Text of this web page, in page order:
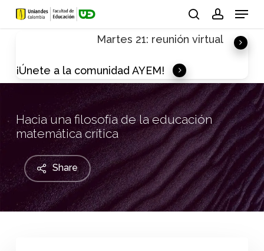
Skip
Menu
Martes 21: reunión virtual
¡Únete a la comunidad AYEM!
Hacia una filosofía de la educación
matemática crítica
Share